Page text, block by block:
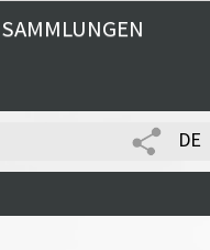
SAMMLUNGEN
DE